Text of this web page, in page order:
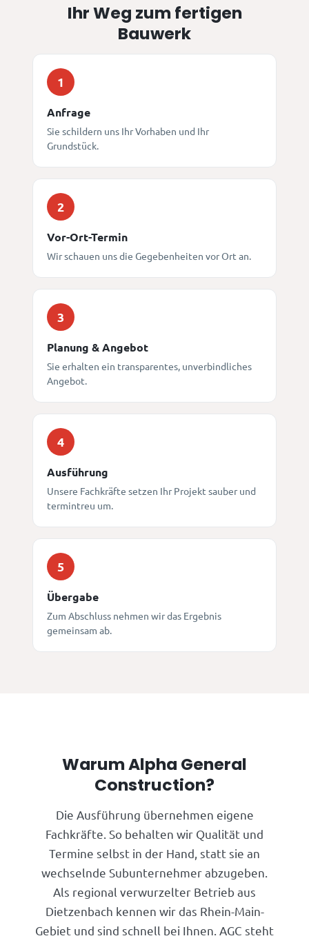
Ihr Weg zum fertigen
Bauwerk
1
Anfrage
Sie schildern uns Ihr Vorhaben und Ihr
Grundstück.
2
Vor-Ort-Termin
Wir schauen uns die Gegebenheiten vor Ort an.
3
Planung & Angebot
Sie erhalten ein transparentes, unverbindliches
Angebot.
4
Ausführung
Unsere Fachkräfte setzen Ihr Projekt sauber und
termintreu um.
5
Übergabe
Zum Abschluss nehmen wir das Ergebnis
gemeinsam ab.
Warum Alpha General
Construction?
Die Ausführung übernehmen eigene
Fachkräfte. So behalten wir Qualität und
Termine selbst in der Hand, statt sie an
wechselnde Subunternehmer abzugeben.
Als regional verwurzelter Betrieb aus
Dietzenbach kennen wir das Rhein-Main-
Gebiet und sind schnell bei Ihnen. AGC steht